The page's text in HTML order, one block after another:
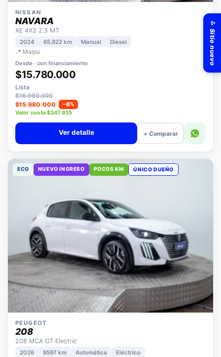
NISSAN
NAVARA
XE 4X2 2.3 MT
2024
📍 Maipú
Desde · con financiamiento
$15.780.000
Lista
$16.980.000
$15.980.000
−6%
Valor cuota $347.935
+ Comparar
NUEVO INGRESO POCOS KM
PEUGEOT
208
208 MCA GT Electric
✨ Sitio nuevo